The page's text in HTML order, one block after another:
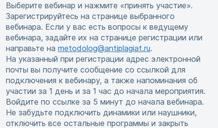
Выберите вебинар и нажмите «принять участие».
Зарегистрируйтесь на странице выбранного
вебинара. Если у вас есть вопросы к ведущему
вебинара, задайте их на странице регистрации или
направьте на metodolog@antiplagiat.ru.
На указанный при регистрации адрес электронной
почты вы получите сообщение со ссылкой для
подключения к вебинару, а также напоминания об
участии за 1 день и за 1 час до начала мероприятия.
Войдите по ссылке за 5 минут до начала вебинара.
Не забудьте подключить динамики или наушники,
отключить все остальные программы и закрыть